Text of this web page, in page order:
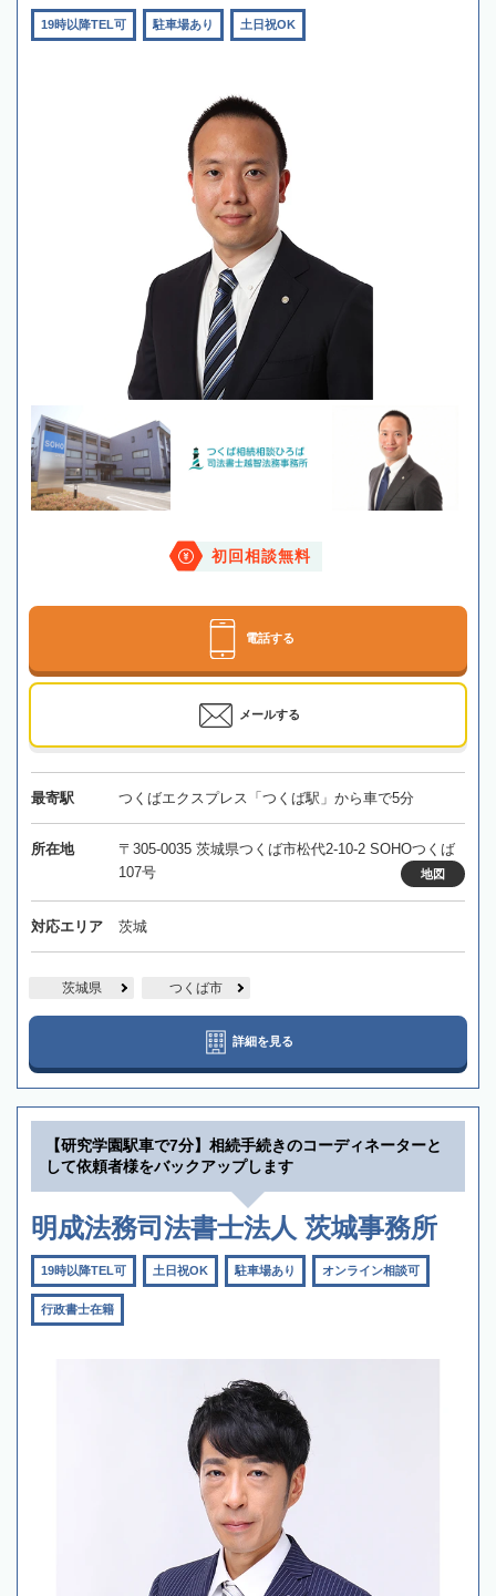
19時以降TEL可 駐車場あり 土日祝OK
初回相談無料
電話する
メールする
最寄駅 つくばエクスプレス「つくば駅」から車で5分
所在地
〒305-0035 茨城県つくば市松代2-10-2 SOHOつくば
107号
地図
対応エリア 茨城
茨城県 つくば市
詳細を見る
【研究学園駅車で7分】相続手続きのコーディネーターと
して依頼者様をバックアップします
明成法務司法書士法人 茨城事務所
19時以降TEL可 土日祝OK 駐車場あり オンライン相談可
行政書士在籍